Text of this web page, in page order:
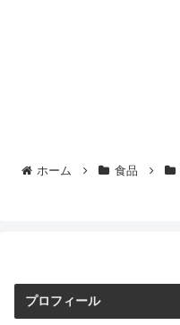
ホーム 食品
プロフィール